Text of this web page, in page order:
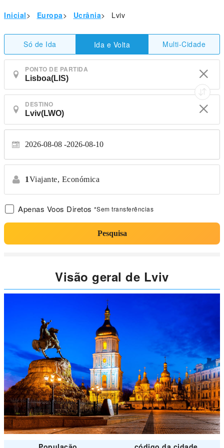
Inicial> Europa> Ucrânia> Lviv
Só de Ida Ida e Volta Multi-Cidade
PONTO DE PARTIDA
DESTINO
2026-08-08 2026-08-10
1Viajante, Económica
Apenas Voos Diretos *Sem transferências
Pesquisa
Visão geral de Lviv